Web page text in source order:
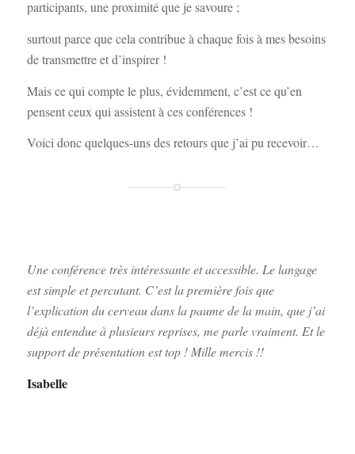
participants, une proximité que je savoure ;
surtout parce que cela contribue à chaque fois à mes besoins
de transmettre et d’inspirer !
Mais ce qui compte le plus, évidemment, c’est ce qu’en
pensent ceux qui assistent à ces conférences !
Voici donc quelques-uns des retours que j’ai pu recevoir…
Une conférence très intéressante et accessible. Le langage
est simple et percutant. C’est la première fois que
l’explication du cerveau dans la paume de la main, que j’ai
déjà entendue à plusieurs reprises, me parle vraiment. Et le
support de présentation est top ! Mille mercis !!
Isabelle